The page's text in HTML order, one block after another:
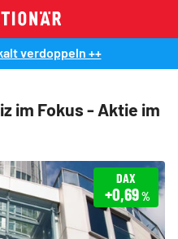
verdoppeln ++
im Fokus - Aktie im
DAX
+0,69%